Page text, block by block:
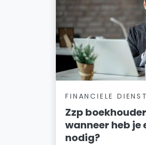
FINANCIELE
Zzp
wanneer heb je
nodig?